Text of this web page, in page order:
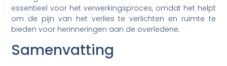
essentieel voor het verwerkingsproces, omdat het helpt
om de pijn van het verlies te verlichten en ruimte te
bieden voor herinneringen aan de overledene.
Samenvatting